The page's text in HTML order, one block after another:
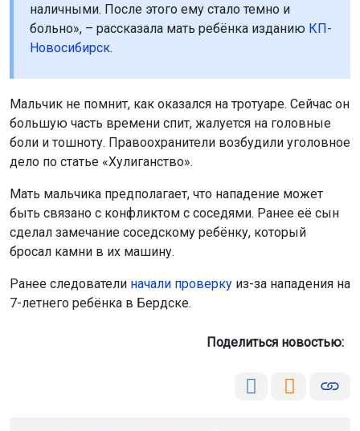
наличными. После этого ему стало темно и
больно», – рассказала мать ребёнка изданию КП-
Новосибирск.
Мальчик не помнит, как оказался на тротуаре. Сейчас он
большую часть времени спит, жалуется на головные
боли и тошноту. Правоохранители возбудили уголовное
дело по статье «Хулиганство».
Мать мальчика предполагает, что нападение может
быть связано с конфликтом с соседями. Ранее её сын
сделал замечание соседскому ребёнку, который
бросал камни в их машину.
Ранее следователи начали проверку из-за нападения на
7-летнего ребёнка в Бердске.
Поделиться новостью: